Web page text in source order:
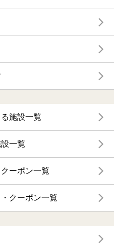
施設一覧
一覧
ーポン一覧
クーポン一覧